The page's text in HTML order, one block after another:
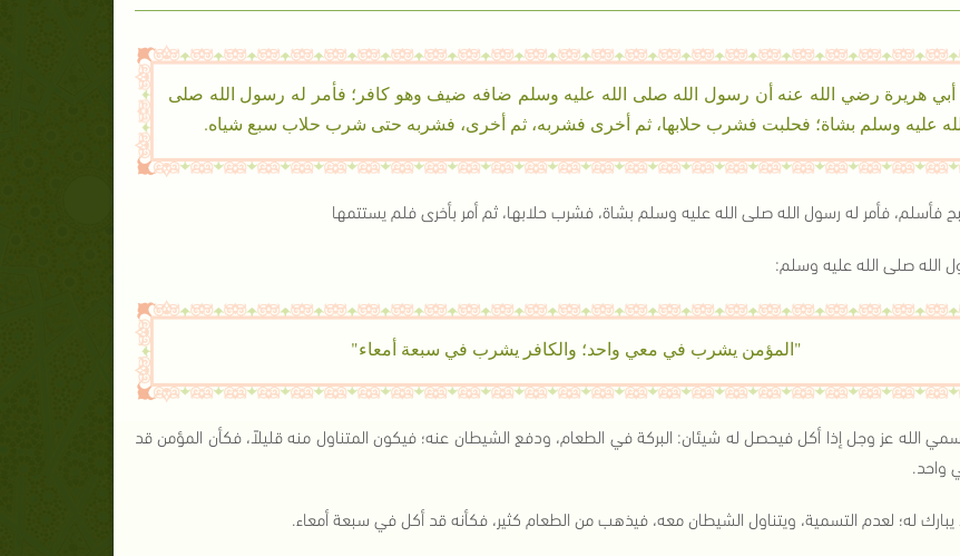
هريرة رضي الله عنه أن رسول الله صلى الله عليه وسلم ضافه ضيف وهو كافر؛ فأمر له رسول الله صلى
عليه وسلم بشاة؛ فحلبت فشرب حلابها، ثم أخرى فشربه، ثم أخرى، فشربه حتى شرب حلاب سبع شياه.
فأسلم، فأمر له رسول الله صلى الله عليه وسلم بشاة، فشرب حلابها، ثم أمر بأخرى فلم يستتمها
الله صلى الله عليه وسلم:
"المؤمن يشرب في معي واحد؛ والكافر يشرب في سبعة أمعاء"
الله عز وجل إذا أكل فيحصل له شيئان: البركة في الطعام، ودفع الشيطان عنه؛ فيكون المتناول منه قليلاً، فكأن المؤمن قد
واحد.
يبارك له؛ لعدم التسمية، ويتناول الشيطان معه، فيذهب من الطعام كثير، فكأنه قد أكل في سبعة أمعاء.